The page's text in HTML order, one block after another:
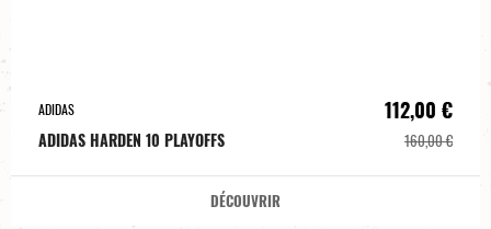
ADIDAS
ADIDAS HARDEN 10 PLAYOFFS
112,00 €
160,00 €
DÉCOUVRIR